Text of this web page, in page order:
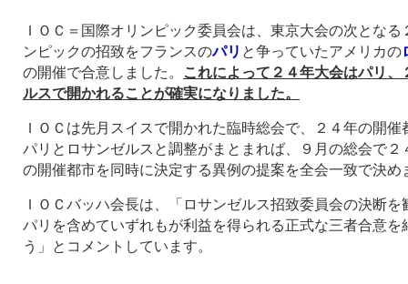
ＩＯＣ＝国際オリンピック委員会は、東京大会の次とな
ンピックの招致をフランスのパリ と争っていたアメリカの
の開催で合意しました。
これによって２４年大会はパリ
ルスで開かれることが確実になりました。
ＩＯＣは先月スイスで開かれた臨時総会で、２４年の開
パリとロサンゼルスと調整がまとまれば、９月の総会で２
の開催都市を同時に決定する異例の提案を全会一致で決め
ＩＯＣバッハ会長は、「ロサンゼルス招致委員会の決断
パリを含めていずれもが利益を得られる正式な三者合意を
う」とコメントしています。